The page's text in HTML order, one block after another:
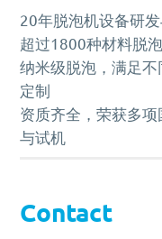
20年脱泡机设备研
超过1800种材料脱
纳米级脱泡，满足
定制
资质齐全，荣获多
与试机
Contact